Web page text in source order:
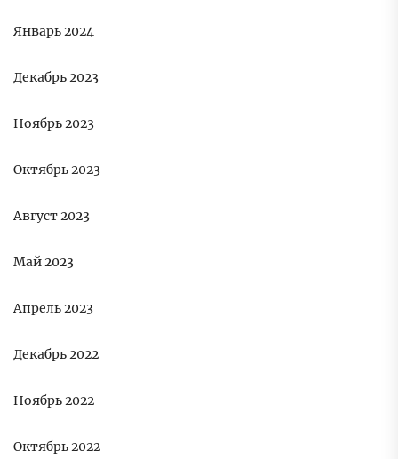
Январь 2024
Декабрь 2023
Ноябрь 2023
Октябрь 2023
Август 2023
Май 2023
Апрель 2023
Декабрь 2022
Ноябрь 2022
Октябрь 2022